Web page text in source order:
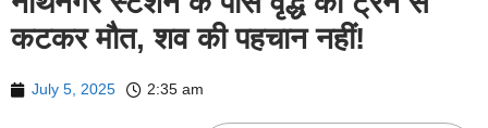
कटकर मौत, शव की पहचान नहीं!
July 5, 2025 2:35 am